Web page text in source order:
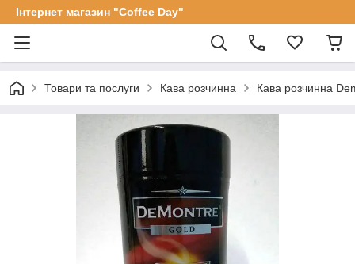
Інтернет магазин "Coffee Day"
Товари та послуги Кава розчинна Кава розчинна